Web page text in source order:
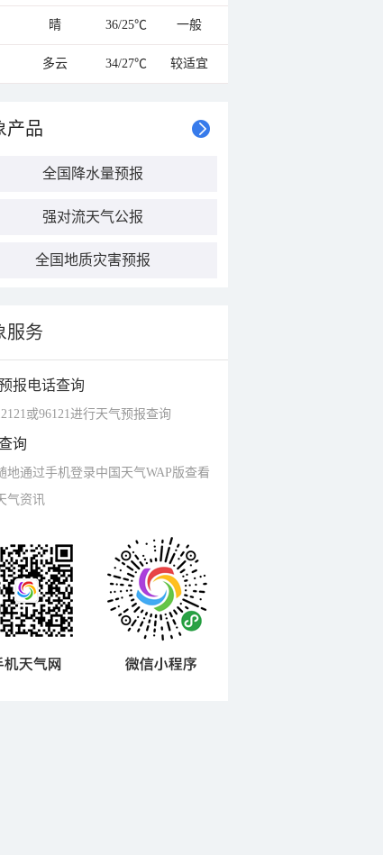
晴 36/25℃ 一般
多云 34/27℃ 较适宜
产品
全国降水量预报
强对流天气公报
全国地质灾害预报
服务
报电话查询
或96121进行天气预报查询
询
地通过手机登录中国天气WAP版查看
气资讯